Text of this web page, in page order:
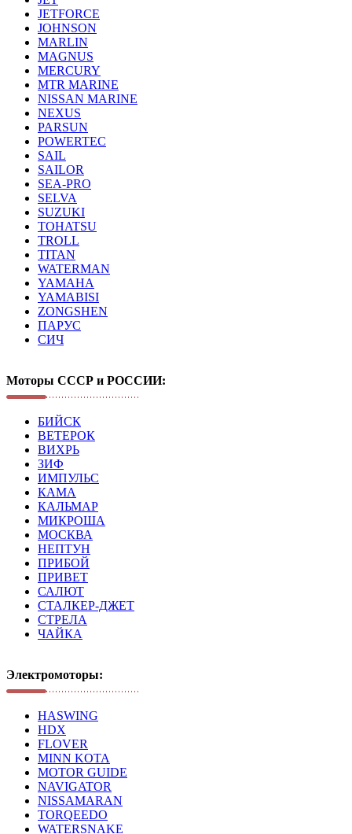
JETFORCE
JOHNSON
MARLIN
MAGNUS
MERCURY
MTR MARINE
NISSAN MARINE
NEXUS
PARSUN
POWERTEC
SAIL
SAILOR
SEA-PRO
SELVA
SUZUKI
TOHATSU
TROLL
TITAN
WATERMAN
YAMAHA
YAMABISI
ZONGSHEN
ПАРУС
СИЧ
Моторы СССР и РОССИИ:
БИЙСК
ВЕТЕРОК
ВИХРЬ
ЗИФ
ИМПУЛЬС
КАМА
КАЛЬМАР
МИКРОША
МОСКВА
НЕПТУН
ПРИБОЙ
ПРИВЕТ
САЛЮТ
СТАЛКЕР-ДЖЕТ
СТРЕЛА
ЧАЙКА
Электромоторы:
HASWING
HDX
FLOVER
MINN KOTA
MOTOR GUIDE
NAVIGATOR
NISSAMARAN
TORQEEDO
WATERSNAKE